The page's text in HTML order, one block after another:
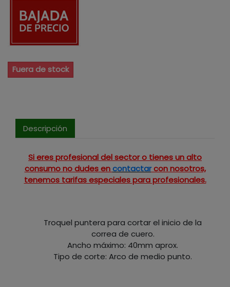
Fuera de stock
Descripción
Si eres profesional del sector o tienes un alto
consumo no dudes encontactarcon nosotros,
tenemos tarifas especiales para profesionales.
Troquel puntera para cortar el inicio de la
correa de cuero.
Ancho máximo: 40mm aprox.
Tipo de corte: Arco de medio punto.